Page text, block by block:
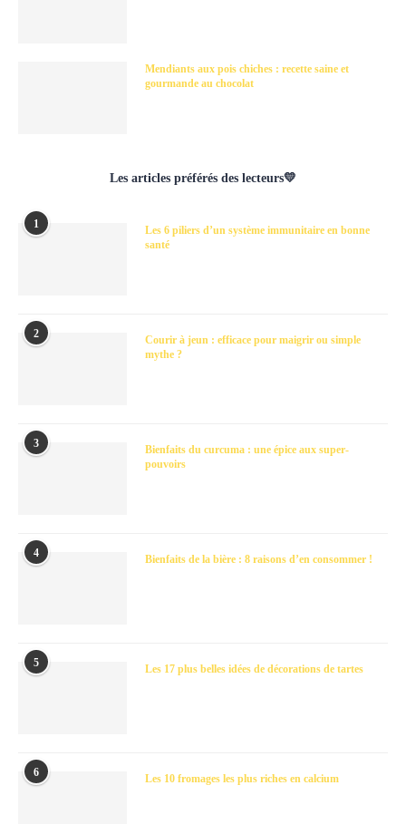
Mendiants aux pois chiches : recette saine et
gourmande au chocolat
Les articles préférés des lecteurs💛
1
Les 6 piliers d’un système immunitaire en bonne
santé
2
Courir à jeun : efficace pour maigrir ou simple
mythe ?
3
Bienfaits du curcuma : une épice aux super-
pouvoirs
4 Bienfaits de la bière : 8 raisons d’en consommer !
5 Les 17 plus belles idées de décorations de tartes
6 Les 10 fromages les plus riches en calcium